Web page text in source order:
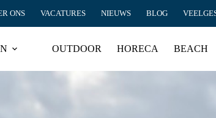
ONS VACATURES NIEUWS BLOG
OUTDOOR HORECA BEACH